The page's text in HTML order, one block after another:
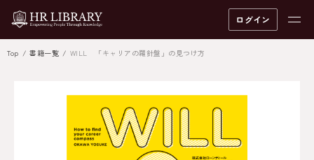
ログイン
Top 書籍一覧 WILL 「キャリアの羅針盤」の見つけ方